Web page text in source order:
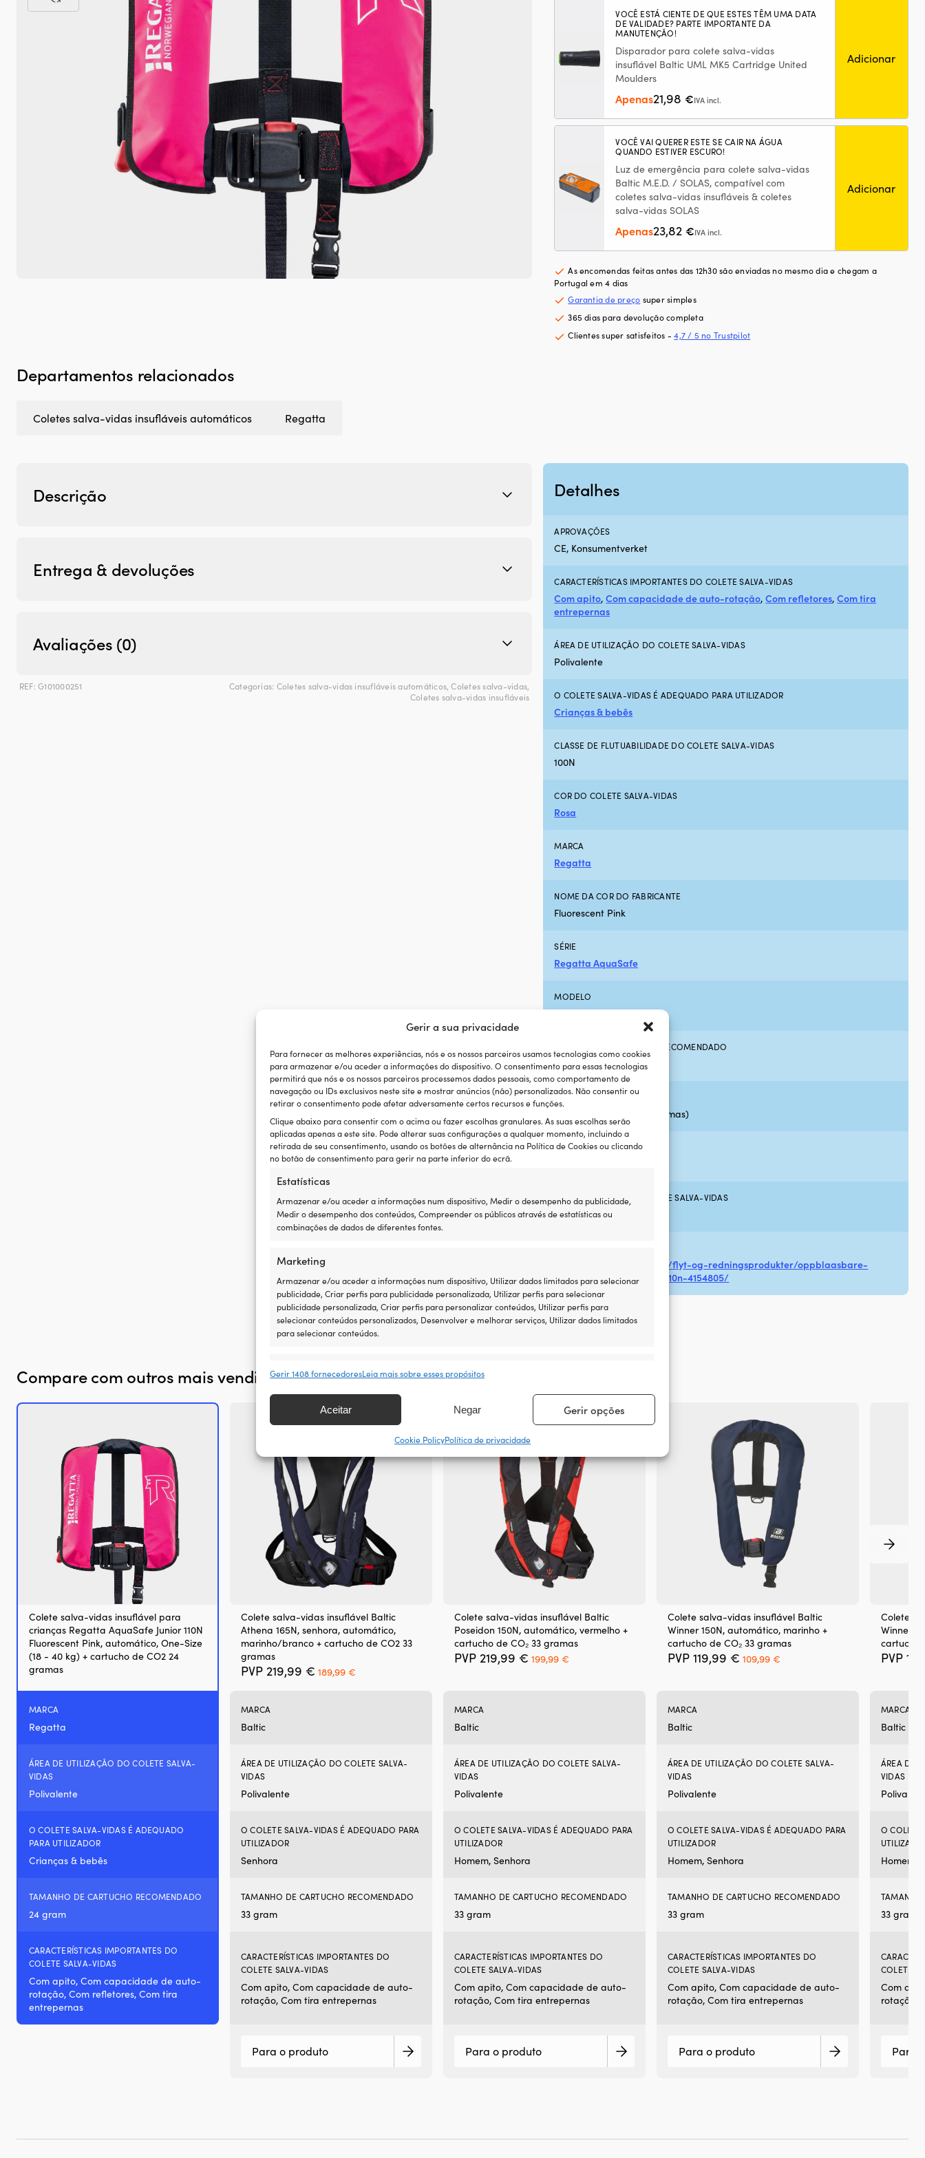
Gerir a sua privacidade
Para fornecer as melhores experiências, nós e os nossos parceiros usamos tecnologias como cookies
para armazenar e/ou aceder a informações do dispositivo. O consentimento para essas tecnologias
permitirá que nós e os nossos parceiros processemos dados pessoais, como comportamento de
navegação ou IDs exclusivos neste site e mostrar anúncios (não) personalizados. Não consentir ou
retirar o consentimento pode afetar adversamente certos recursos e funções.
Clique abaixo para consentir com o acima ou fazer escolhas granulares. As suas escolhas serão
aplicadas apenas a este site. Pode alterar suas configurações a qualquer momento, incluindo a
retirada de seu consentimento, usando os botões de alternância na Política de Cookies ou clicando
no botão de consentimento para gerir na parte inferior do ecrã.
Estatísticas
Armazenar e/ou aceder a informações num dispositivo, Medir o desempenho da publicidade,
Medir o desempenho dos conteúdos, Compreender os públicos através de estatísticas ou
combinações de dados de diferentes fontes.
Marketing
Armazenar e/ou aceder a informações num dispositivo, Utilizar dados limitados para selecionar
publicidade, Criar perfis para publicidade personalizada, Utilizar perfis para selecionar
publicidade personalizada, Criar perfis para personalizar conteúdos, Utilizar perfis para
selecionar conteúdos personalizados, Desenvolver e melhorar serviços, Utilizar dados limitados
para selecionar conteúdos.
dispositivos diferentes, Identificar dispositivos com base em informações
transmitidas automaticamente.
Garantir a segurança, evitar e detectar a fraude, e corrigir erros,
Disponibilizar e apresentar publicidade e conteúdos, Guardar e
comunicar opções de privacidade.
Sempre ativo
Gerir 1408 fornecedoresLeia mais sobre esses propósitos
Aceitar Negar Gerir opções
Cookie PolicyPolítica de privacidade
VOCÊ ESTÁ CIENTE DE QUE ESTES TÊM UMA DATA
DE VALIDADE? PARTE IMPORTANTE DA
MANUTENÇÃO!
Disparador para colete salva-vidas
insuflável Baltic UML MK5 Cartridge United
Moulders
Apenas21,98€IVA incl.
Adicionar
VOCÊ VAI QUERER ESTE SE CAIR NA ÁGUA
QUANDO ESTIVER ESCURO!
Luz de emergência para colete salva-vidas
Baltic M.E.D. / SOLAS, compatível com
coletes salva-vidas insufláveis & coletes
salva-vidas SOLAS
Apenas23,82€IVA incl.
Adicionar
As encomendas feitas antes das 12h30 são enviadas no mesmo dia e chegam a
Portugal em 4 dias
Garantia de preço super simples
365 dias para devolução completa
Clientes super satisfeitos -4,7 / 5 no Trustpilot
Departamentos relacionados
Coletes salva-vidas insufláveis automáticos Regatta
Descrição
Entrega & devoluções
Avaliações (0)
REF:G101000251 Categorias: Coletes salva-vidas insufláveis automáticos,Coletes salva-vidas,
Coletes salva-vidas insufláveis
Detalhes
APROVAÇÕES
CE, Konsumentverket
CARACTERÍSTICAS IMPORTANTES DO COLETE SALVA-VIDAS
Com apito,Com capacidade de auto-rotação,Com refletores,Com tira
entrepernas
ÁREA DE UTILIZAÇÃO DO COLETE SALVA-VIDAS
Polivalente
O COLETE SALVA-VIDAS É ADEQUADO PARA UTILIZADOR
Crianças & bebês
CLASSE DE FLUTUABILIDADE DO COLETE SALVA-VIDAS
100N
COR DO COLETE SALVA-VIDAS
Rosa
MARCA
Regatta
NOME DA COR DO FABRICANTE
Fluorescent Pink
SÉRIE
Regatta AquaSafe
MODELO
Regatta AquaSafe Junior
TAMANHO DE CARTUCHO RECOMENDADO
24 gram
INCLUÍDO
Cartucho de CO2 (24 gramas)
ISO
FLUTUABILIDADE DO COLETE SALVA-VIDAS
110N
https://aapw.no/no/shop/flyt-og-redningsprodukter/oppblaasbare-
vester/aquasafe-junior-110n-4154805/
Compare com outros mais vendidos emcoletes salva-vidas insufláveis automáticos
Colete salva-vidas insuflável para
crianças Regatta AquaSafe Junior 110N
Fluorescent Pink, automático, One-Size
(18 - 40 kg) + cartucho de CO2 24
gramas
Colete salva-vidas insuflável Baltic
Athena 165N, senhora, automático,
marinho/branco + cartucho de CO2 33
gramas
PVP 219,99 € O
preço
189,99 €
Colete salva-vidas insuflável Baltic
Poseidon 150N, automático, vermelho +
cartucho de CO₂ 33 gramas
PVP 219,99 € O
preço
199,99 €
Colete salva-vidas insuflável Baltic
Winner 150N, automático, marinho +
cartucho de CO₂ 33 gramas
PVP 119,99 € O
preço
109,99 €
Colete
Winner
cartucho
PVP
MARCA
Regatta
MARCA
Baltic
MARCA
Baltic
MARCA
Baltic
MARCA
Baltic
ÁREA DE UTILIZAÇÃO DO COLETE SALVA-
VIDAS
Polivalente
ÁREA DE UTILIZAÇÃO DO COLETE SALVA-
VIDAS
Polivalente
ÁREA DE UTILIZAÇÃO DO COLETE SALVA-
VIDAS
Polivalente
ÁREA DE UTILIZAÇÃO DO COLETE SALVA-
VIDAS
Polivalente
ÁREA DE
VIDAS
O COLETE SALVA-VIDAS É ADEQUADO
PARA UTILIZADOR
Crianças & bebês
O COLETE SALVA-VIDAS É ADEQUADO PARA
UTILIZADOR
Senhora
O COLETE SALVA-VIDAS É ADEQUADO PARA
UTILIZADOR
Homem, Senhora
O COLETE SALVA-VIDAS É ADEQUADO PARA
UTILIZADOR
Homem, Senhora
O COLETE
Homem,
TAMANHO DE CARTUCHO RECOMENDADO
24 gram
TAMANHO DE CARTUCHO RECOMENDADO
33 gram
TAMANHO DE CARTUCHO RECOMENDADO
33 gram
TAMANHO DE CARTUCHO RECOMENDADO
33 gram
TAMANHO
33 gram
CARACTERÍSTICAS IMPORTANTES DO
COLETE SALVA-VIDAS
Com apito, Com capacidade de auto-
rotação, Com refletores, Com tira
entrepernas
CARACTERÍSTICAS IMPORTANTES DO
COLETE SALVA-VIDAS
Com apito, Com capacidade de auto-
rotação, Com tira entrepernas
CARACTERÍSTICAS IMPORTANTES DO
COLETE SALVA-VIDAS
Com apito, Com capacidade de auto-
rotação, Com tira entrepernas
CARACTERÍSTICAS IMPORTANTES DO
COLETE SALVA-VIDAS
Com apito, Com capacidade de auto-
rotação, Com tira entrepernas
COLETE
Com
rotação,
Para o produto Para o produto Para o produto Para